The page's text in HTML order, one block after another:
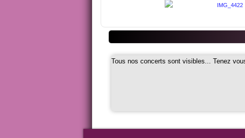
Tous nos concerts sont visibles... Tenez